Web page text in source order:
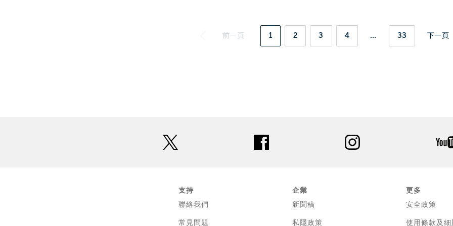
前一頁 1 2 3 4 ... 33 下一頁
instagram
支持
聯絡我們
常見問題
企業
新聞稿
私隱政策
更多
安全政策
使用條款及細